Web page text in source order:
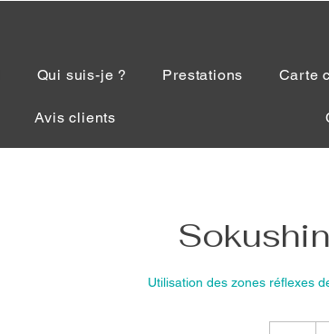
Qui suis-je ? Prestations Carte
Avis clients
Utilisation des zones réflexes